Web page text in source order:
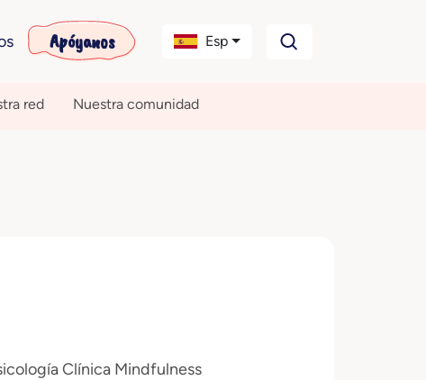
Apóyanos Esp
red Nuestra comunidad
Clínica Mindfulness